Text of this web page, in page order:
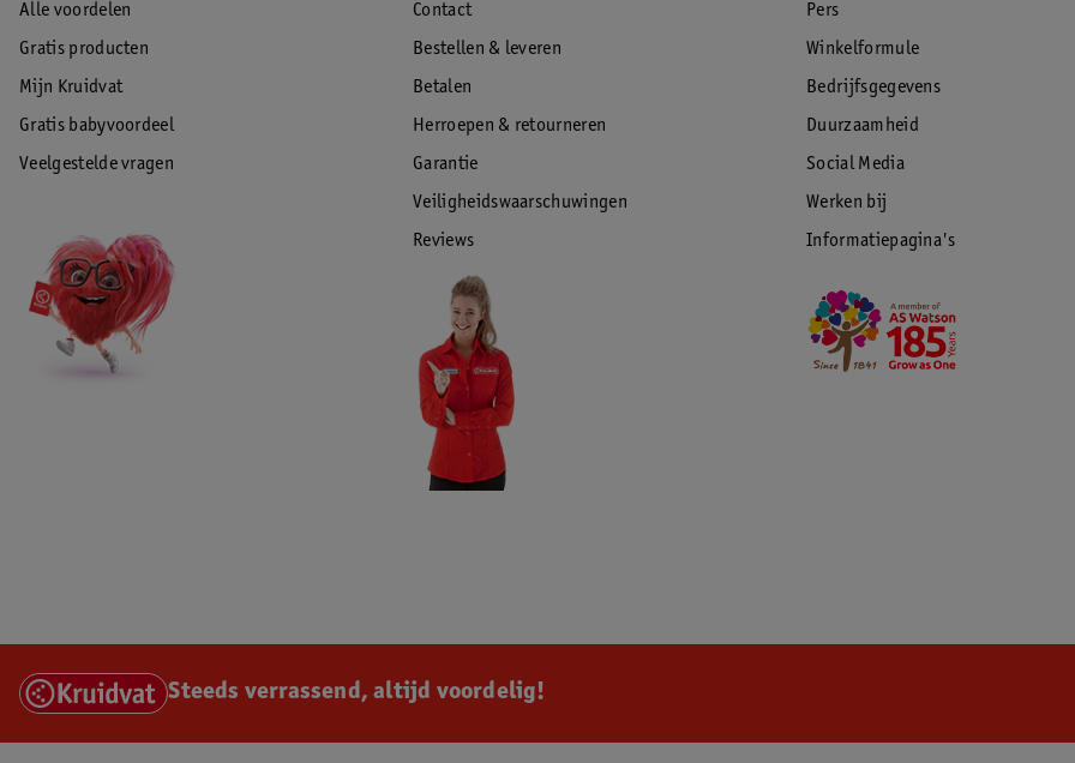
Alle voordelen
Gratis producten
Mijn Kruidvat
Gratis babyvoordeel
Veelgestelde vragen
Contact
Bestellen & leveren
Betalen
Herroepen & retourneren
Garantie
Veiligheidswaarschuwingen
Reviews
Pers
Winkelformule
Bedrijfsgegevens
Duurzaamheid
Social Media
Werken bij
Informatiepagina's
Steeds verrassend, altijd voordelig!